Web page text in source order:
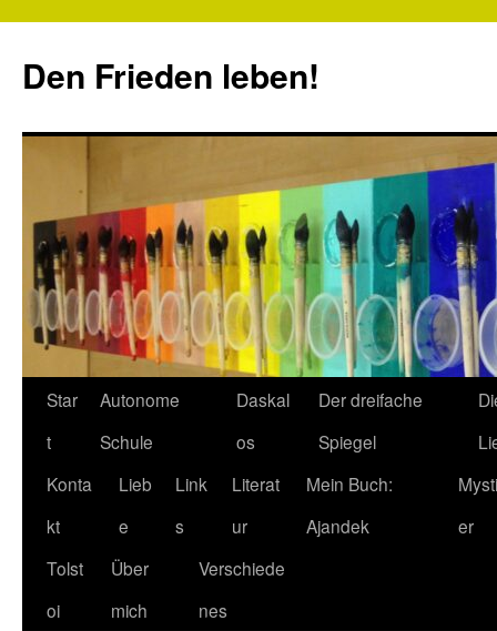
springen
Den Frieden leben!
Star
t
Autonome
Schule
Daskal
os
Der dreifache
Spiegel
Konta
kt
Lieb
e
Link
s
Literat
ur
Mein Buch:
Ajandek
er
Tolst
oi
Über
mich
Verschiede
nes